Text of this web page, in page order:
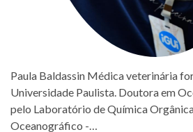
Paula Baldassin Médica veterinária
Universidade Paulista. Doutora em
pelo Laboratório de Química
Oceanográfico -…